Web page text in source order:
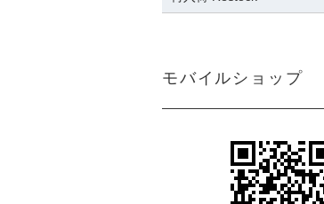
モバイルショップ